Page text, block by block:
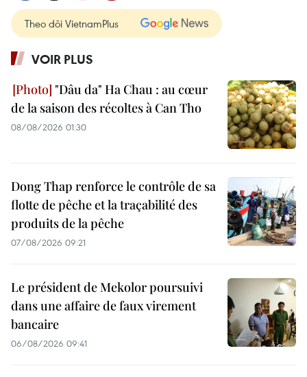
Theo dõi VietnamPlus
VOIR PLUS
"Dâu da" Ha Chau : au cœur
de la saison des récoltes à Can Tho
08/08/2026 01:30
Dong Thap renforce le contrôle de sa
flotte de pêche et la traçabilité des
produits de la pêche
07/08/2026 09:21
Le président de Mekolor poursuivi
dans une affaire de faux virement
bancaire
06/08/2026 09:41